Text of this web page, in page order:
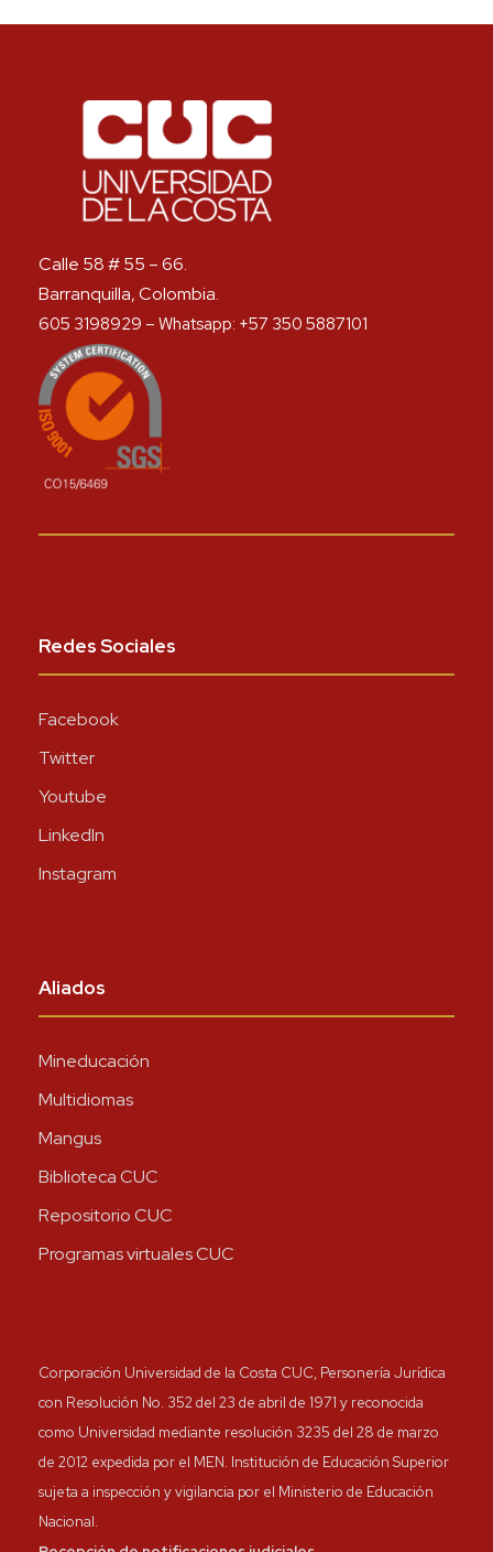
Calle 58 # 55 – 66.
Barranquilla, Colombia.
605 3198929 – Whatsapp: +57 350 5887101
Redes Sociales
Facebook
Twitter
Youtube
LinkedIn
Instagram
Aliados
Mineducación
Multidiomas
Mangus
Biblioteca CUC
Repositorio CUC
Programas virtuales CUC
Corporación Universidad de la Costa CUC, Personería Jurídica
con Resolución No. 352 del 23 de abril de 1971 y reconocida
como Universidad mediante resolución 3235 del 28 de marzo
de 2012 expedida por el MEN. Institución de Educación Superior
sujeta a inspección y vigilancia por el Ministerio de Educación
Nacional.